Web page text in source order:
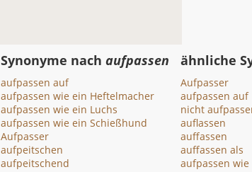
Synonyme nachaufpassen
aufpassen auf
aufpassen wie ein Heftelmacher
aufpassen wie ein Luchs
aufpassen wie ein Schießhund
Aufpasser
aufpeitschen
aufpeitschend
ähnliche
Aufpasser
aufpassen auf
nicht
auflassen
auffassen
auffassen als
aufpassen